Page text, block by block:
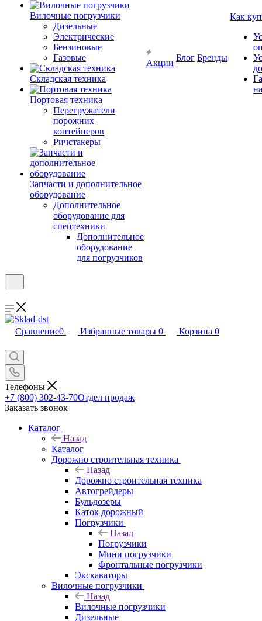
Вилочные погрузчики
Дизельные
Электрические
Бензиновые
Газовые
Складская техника
Портовая техника
Перегружатели
порожних
контейнеров
Ричстакеры
Запчасти и дополнительное
оборудование
Дополнительное
оборудование для
спецтехники
Дополнительное
оборудование
для погрузчиков
Акции
Блог Бренды
Как
Сравнение0 Избранные товары 0 Корзина 0
Телефоны
+7 (800) 302-43-70Отдел продаж
Заказать звонок
Каталог
Назад
Каталог
Дорожно строительная техника
Назад
Дорожно строительная техника
Автогрейдеры
Бульдозеры
Каток дорожный
Погрузчики
Назад
Погрузчики
Мини погрузчики
Фронтальные погрузчики
Экскаваторы
Вилочные погрузчики
Назад
Вилочные погрузчики
Дизельные